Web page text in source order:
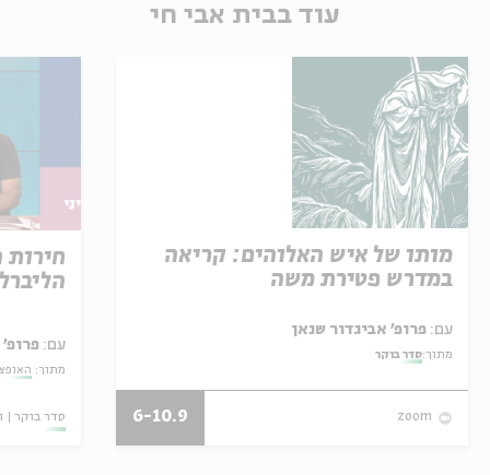
עוד בבית אבי חי
מותו של איש האלוהים: קריאה
במדרש פטירת משה
עם:
מתוך:סדר בוקר
zoom
6-10.9
עם: פרופ'
מתוך:
סדר בוקר